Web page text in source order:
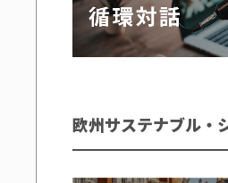
欧州サステナブル・